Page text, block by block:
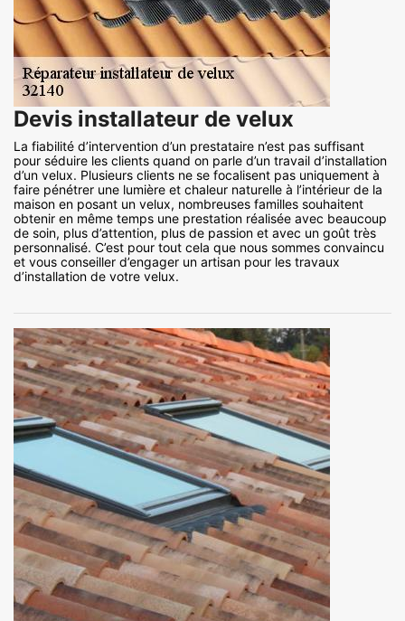
Devis installateur de velux
La fiabilité d’intervention d’un prestataire n’est pas suffisant
pour séduire les clients quand on parle d’un travail d’installation
d’un velux. Plusieurs clients ne se focalisent pas uniquement à
faire pénétrer une lumière et chaleur naturelle à l’intérieur de la
maison en posant un velux, nombreuses familles souhaitent
obtenir en même temps une prestation réalisée avec beaucoup
de soin, plus d’attention, plus de passion et avec un goût très
personnalisé. C’est pour tout cela que nous sommes convaincu
et vous conseiller d’engager un artisan pour les travaux
d’installation de votre velux.